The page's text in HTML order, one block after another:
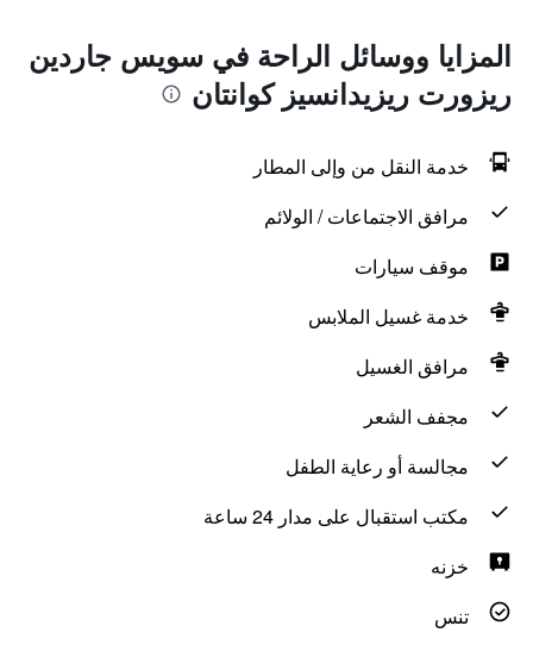
المزايا ووسائل الراحة في سويس جاردين
ريزورت ريزيدانسيز كوانتان
خدمة النقل من وإلى المطار
مرافق الاجتماعات / الولائم
موقف سيارات
خدمة غسيل الملابس
مرافق الغسيل
مجفف الشعر
مجالسة أو رعاية الطفل
مكتب استقبال على مدار 24 ساعة
خزنه
تنس